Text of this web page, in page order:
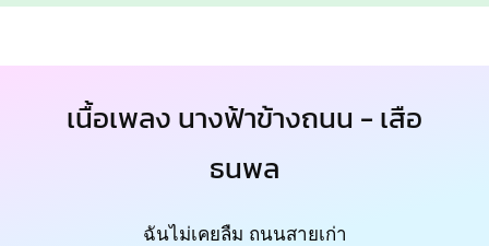
เนื้อเพลง นางฟ้าข้างถนน - เสือ
ธนพล
ฉันไม่เคยลืม ถนนสายเก่า